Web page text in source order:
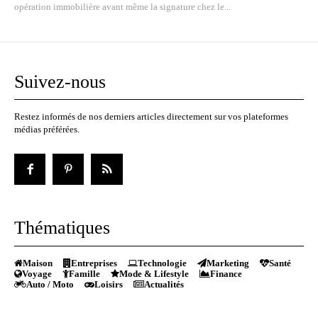
opération immobilière avant même la signature chez le...
Suivez-nous
Restez informés de nos derniers articles directement sur vos plateformes
médias préférées.
Thématiques
Maison Entreprises Technologie Marketing
Santé
Voyage
Famille Mode & Lifestyle
Finance
Auto / Moto
Loisirs Actualités